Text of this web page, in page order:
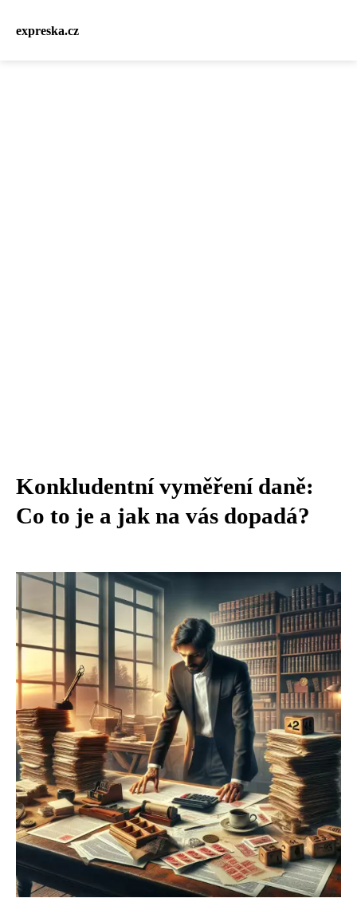
expreska.cz
Konkludentní vyměření daně:
Co to je a jak na vás dopadá?